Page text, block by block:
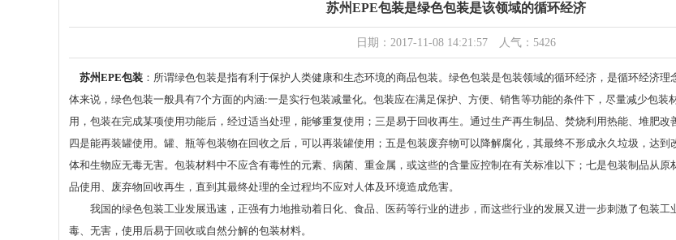
苏州EPE包装是绿色包装是该领域的循环经济
日期：2017-11-08 14:21:57 人气：5426
苏州EPE包装 ：所谓绿色包装是指有利于保护人类健康和生态环境的商品包装。绿色包装是包装领域的循环经济，是循环经济
体来说，绿色包装一般具有7个方面的内涵:一是实行包装减量化。包装应在满足保护、方便、销售等功能的条件下，尽量减少包装
用，包装在完成某项使用功能后，经过适当处理，能够重复使用；三是易于回收再生。通过生产再生制品、焚烧利用热能、堆肥改
四是能再装罐使用。罐、瓶等包装物在回收之后，可以再装罐使用；五是包装废弃物可以降解腐化，其最终不形成永久垃圾，达到
体和生物应无毒无害。包装材料中不应含有毒性的元素、病菌、重金属，或这些的含量应控制在有关标准以下；七是包装制品从
品使用、废弃物回收再生，直到其最终处理的全过程均不应对人体及环境造成危害。
我国的绿色包装工业发展迅速，正强有力地推动着日化、食品、医药等行业的进步，而这些行业的发展又进一步刺激了包装工
毒、无害，使用后易于回收或自然分解的包装材料。